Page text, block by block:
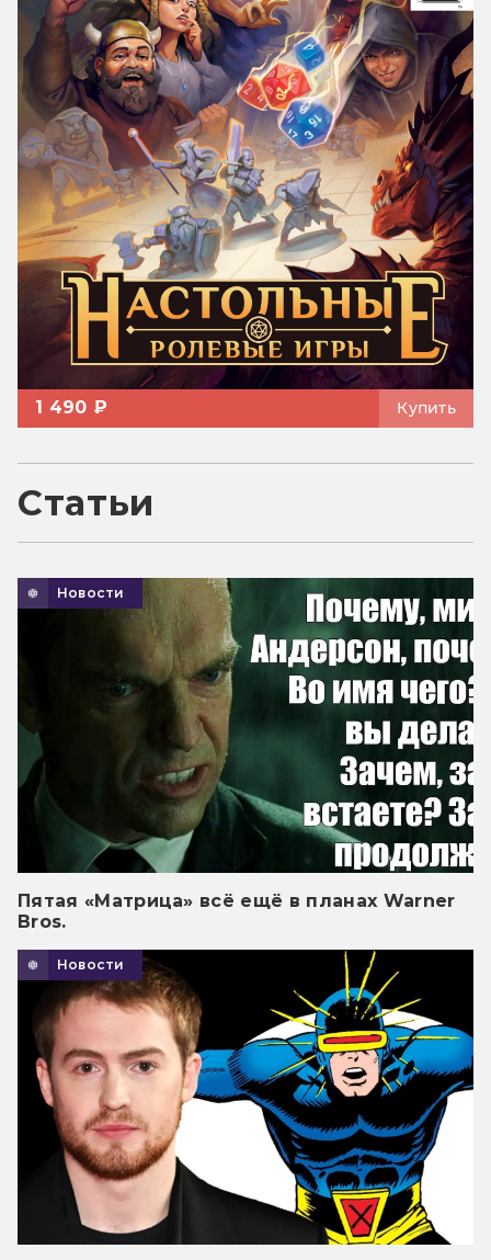
1 490 ₽ Купить
Статьи
Новости
Пятая «Матрица» всё ещё в планах Warner
Bros.
Новости